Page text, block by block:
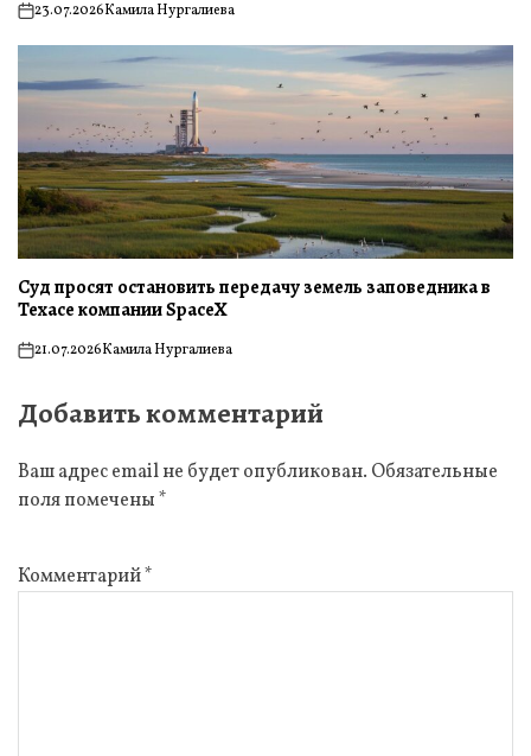
on23.07.2026Камила Нургалиева
Суд просят остановить передачу земель заповедника в
Техасе компании SpaceX
on21.07.2026Камила Нургалиева
Добавить комментарий
Ваш адрес email не будет опубликован. Обязательные
поля помечены*
Комментарий*